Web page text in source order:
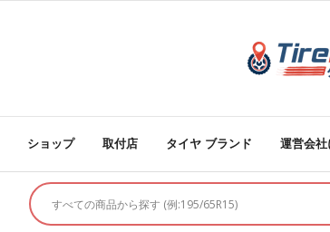
ショップ 取付店 タイヤ ブランド 運営会社